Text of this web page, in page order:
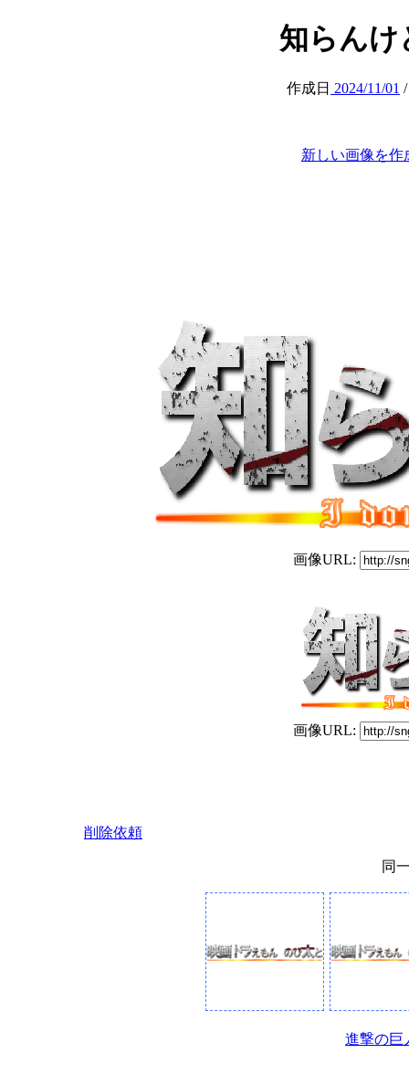
知らんけ
作成日 2024/11/01
新しい画像を作
画像URL:
画像URL:
削除依頼
同
進撃の巨